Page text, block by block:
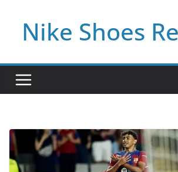
contentNike Shoes